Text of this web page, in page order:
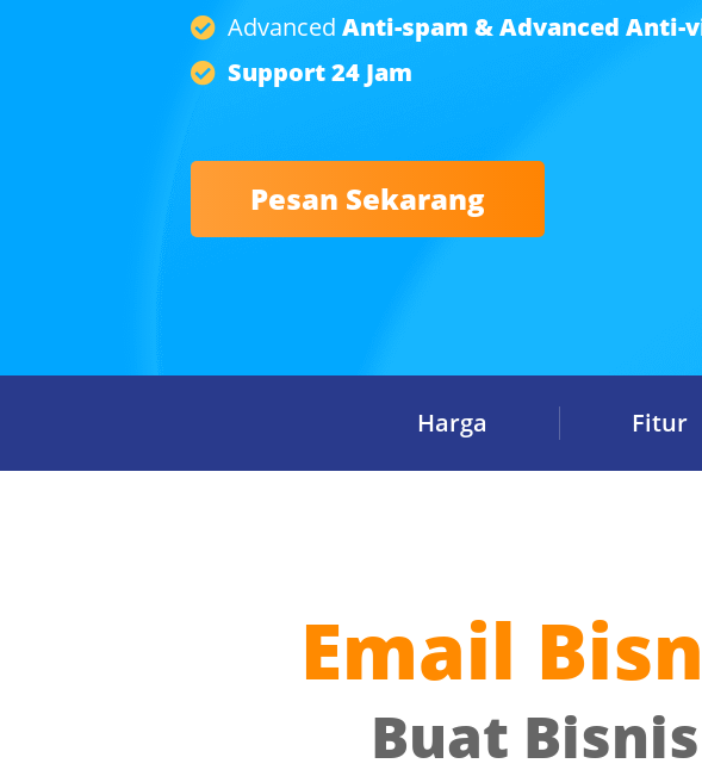
AdvancedAnti-spam & Advanced Anti-
Support 24 Jam
Pesan Sekarang
Harga Fitur
Email
Buat